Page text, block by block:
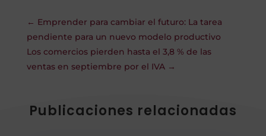
← Emprender para cambiar el futuro: La tarea
pendiente para un nuevo modelo productivo
Los comercios pierden hasta el 3,8 % de las
ventas en septiembre por el IVA→
Publicaciones relacionadas